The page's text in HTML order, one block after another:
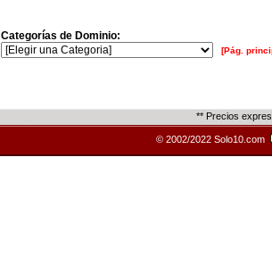
Categorías de Dominio:
[Pág.
** Precios
© 2002/2022 Solo10.com